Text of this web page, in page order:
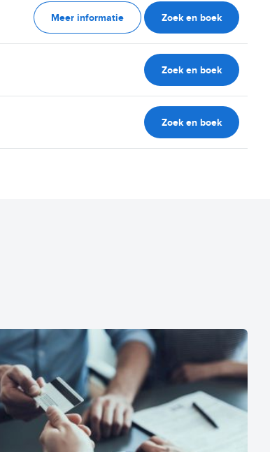
Meer informatie Zoek en boek
Zoek en boek
Zoek en boek